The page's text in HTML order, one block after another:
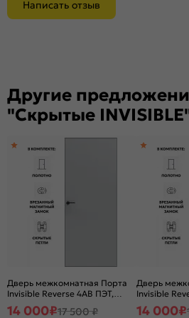
Написать отзыв
Другие
"Скрытые
Дверь межкомнатная Порта
Invisible Reverse 4AB ПЭТ,
правое открывание, Shellac
Grey, глухая, скрытая, кромка
14 000₽17 500 ₽
Дверь
Invisible
левое
White,
14 000₽